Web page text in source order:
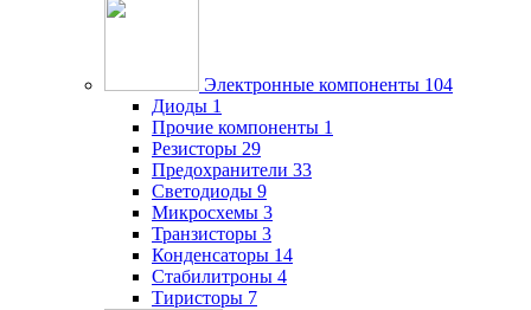
Электронные компоненты 104
Диоды 1
Прочие компоненты 1
Резисторы 29
Предохранители 33
Светодиоды 9
Микросхемы 3
Транзисторы 3
Конденсаторы 14
Стабилитроны 4
Тиристоры 7